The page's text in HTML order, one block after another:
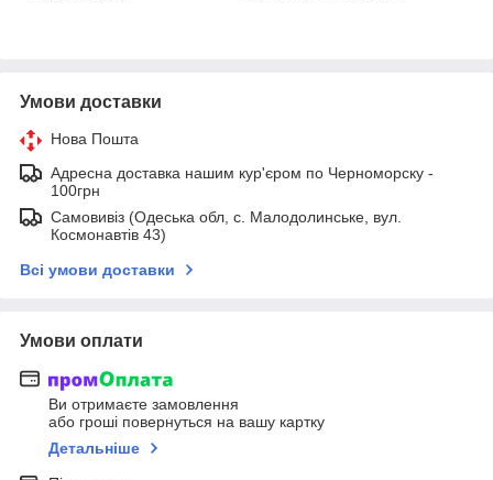
Умови доставки
Нова Пошта
Адресна доставка нашим кур'єром по Черноморску -
100грн
Самовивіз (Одеська обл, с. Малодолинське, вул.
Космонавтів 43)
Всі умови доставки
Умови оплати
Ви отримаєте замовлення
або гроші повернуться на вашу картку
Детальніше